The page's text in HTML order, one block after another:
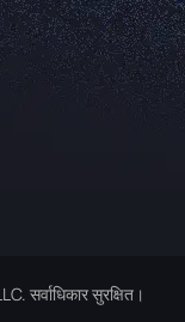
सुरक्षित।